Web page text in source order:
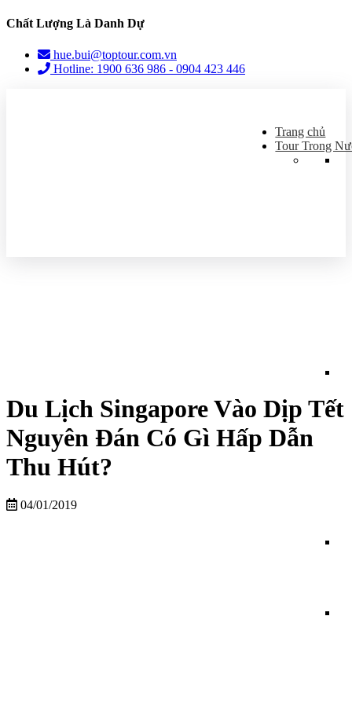
Chất Lượng Là Danh Dự
hue.bui@toptour.com.vn
Hotline: 1900 636 986 - 0904 423 446
Trang chủ
Tour Trong
Du Lịch Singapore Vào Dịp Tết
Nguyên Đán Có Gì Hấp Dẫn
Thu Hút?
04/01/2019